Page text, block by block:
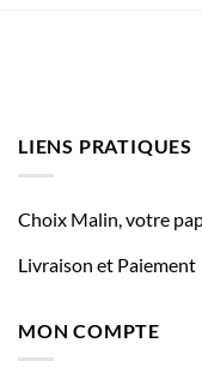
LIENS PRATIQUES
Choix Malin, votre
Livraison et Paiement
MON COMPTE